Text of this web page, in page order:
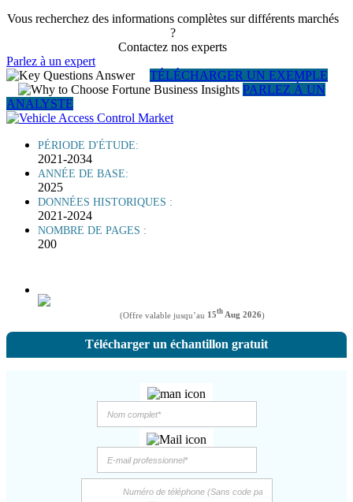
Vous recherchez des informations complètes sur différents marchés
?
Contactez nos experts
Parlez à un expert
TÉLÉCHARGER UN EXEMPLE
PARLEZ À UN
ANALYSTE
PÉRIODE D'ÉTUDE:
2021-2034
ANNÉE DE BASE:
2025
DONNÉES HISTORIQUES :
2021-2024
NOMBRE DE PAGES :
200
(Offre valable jusqu’au 15th Aug 2026)
Télécharger un échantillon gratuit